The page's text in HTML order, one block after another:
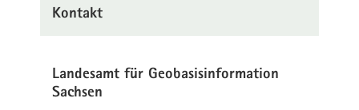
Kontakt
Landesamt für Geobasisinformation
Sachsen